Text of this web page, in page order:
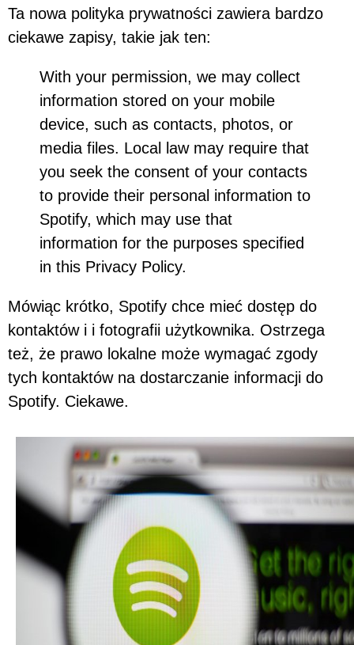
Ta nowa polityka prywatności zawiera bardzo
ciekawe zapisy, takie jak ten:
With your permission, we may collect
information stored on your mobile
device, such as contacts, photos, or
media files. Local law may require that
you seek the consent of your contacts
to provide their personal information to
Spotify, which may use that
information for the purposes specified
in this Privacy Policy.
Mówiąc krótko, Spotify chce mieć dostęp do
kontaktów i i fotografii użytkownika. Ostrzega
też, że prawo lokalne może wymagać zgody
tych kontaktów na dostarczanie informacji do
Spotify. Ciekawe.